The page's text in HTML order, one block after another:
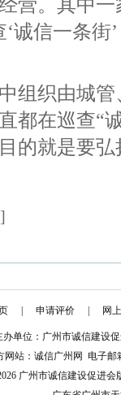
营。 其中一
诚信一条街
组织由城
都在巡查“
的就是要
申请评价 网
办单位：广州市诚信建设
网站：诚信广州网 电子邮
广州市诚信建设促进